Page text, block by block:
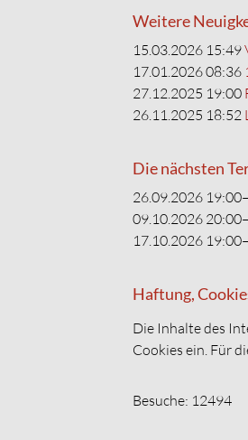
Weitere
15.03.2026 15:49
17.01.2026 08:36
27.12.2025 19:00
26.11.2025 18:52
Die nächsten
26.09.2026
09.10.2026
17.10.2026
Haftung,
Die Inhalte des
Cookies ein. Für
Besuche: 12494